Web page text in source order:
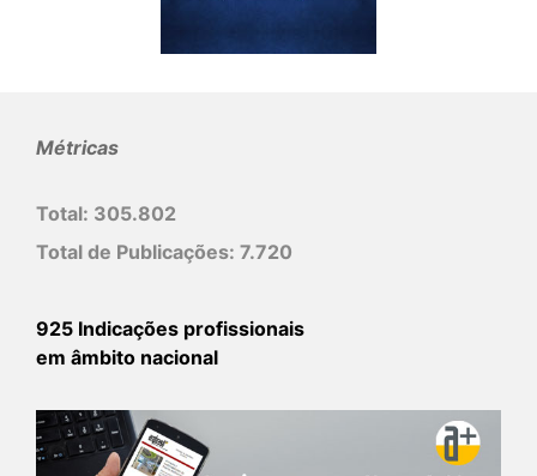
Métricas
Total: 305.802
Total de Publicações: 7.720
925 Indicações profissionais
em âmbito nacional